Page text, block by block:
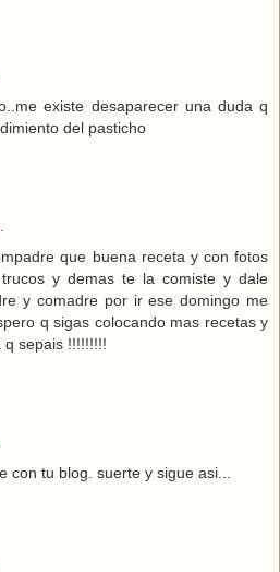
existe desaparecer una duda q
del pasticho
que buena receta y con fotos
y demas te la comiste y dale
y comadre por ir ese domingo me
q sigas colocando mas recetas y
q sepais !!!!!!!!!
con tu blog. suerte y sigue asi...